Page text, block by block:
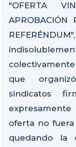
"OFERTA
APROBACIÓN
que
sindicatos
oferta no
quedando la